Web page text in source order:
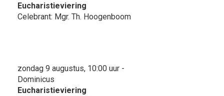
Eucharistieviering
Celebrant: Mgr. Th. Hoogenboom
zondag 9 augustus, 10:00 uur -
Dominicus
Eucharistieviering